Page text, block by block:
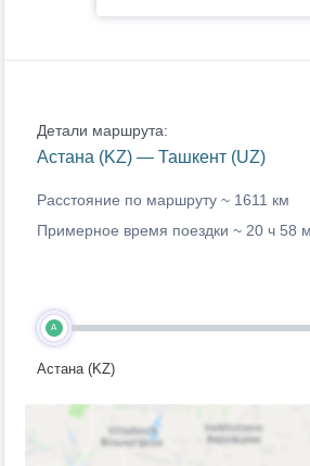
Детали маршрута:
Астана (KZ) — Ташкент (UZ)
Расстояние по маршруту ~ 1611 км
Примерное время поездки ~ 20 ч 58 м
A
Астана (KZ)